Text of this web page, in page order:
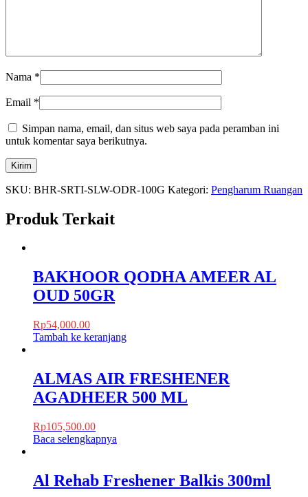
Nama *
Email *
Simpan nama, email, dan situs web saya pada peramban ini
untuk komentar saya berikutnya.
SKU: BHR-SRTI-SLW-ODR-100G Kategori: Pengharum Ruangan
Produk Terkait
BAKHOOR QODHA AMEER AL
OUD 50GR
Rp54,000.00
Tambah ke keranjang
ALMAS AIR FRESHENER
AGADHEER 500 ML
Rp105,500.00
Baca selengkapnya
Al Rehab Freshener Balkis 300ml